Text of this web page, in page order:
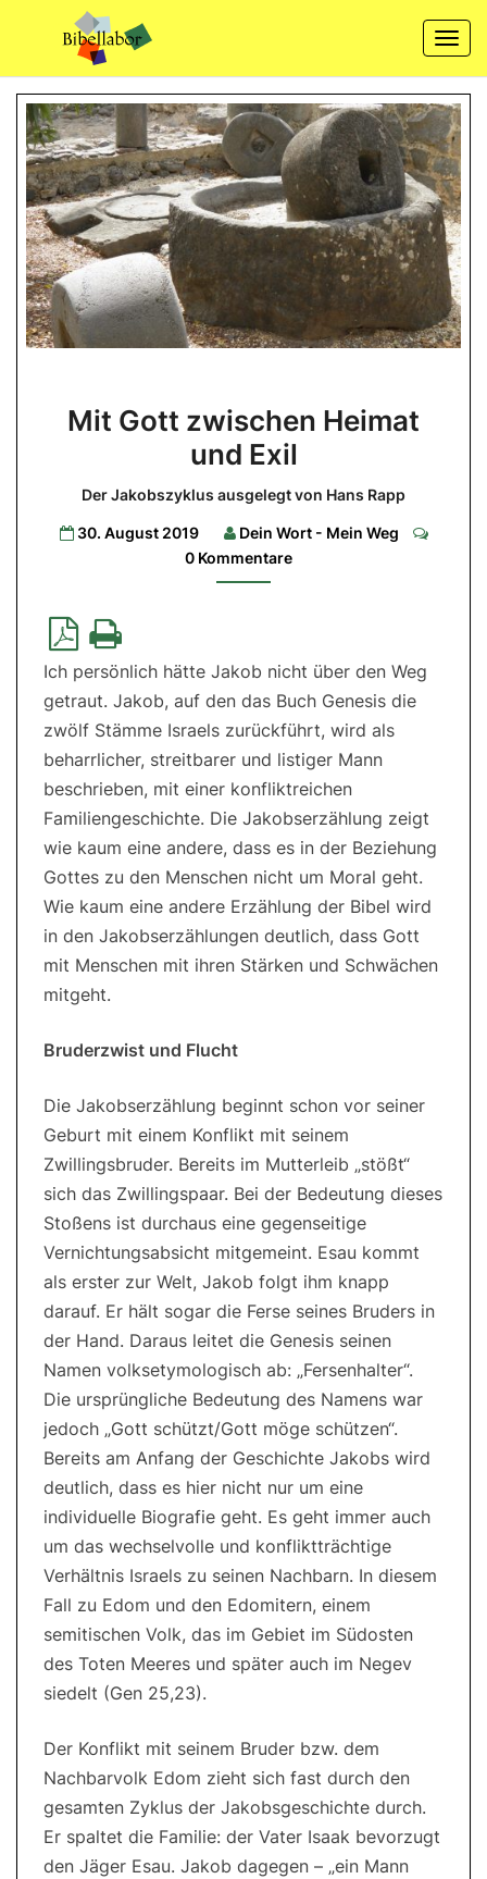
content
Gott
zwischen
Heimat
Exil
Mit Gott zwischen Heimat
und Exil
Der Jakobszyklus ausgelegt von Hans Rapp
30. August 2019 Dein Wort - Mein Weg
0 Kommentare
Ich persönlich hätte Jakob nicht über den Weg
getraut. Jakob, auf den das Buch Genesis die
zwölf Stämme Israels zurückführt, wird als
beharrlicher, streitbarer und listiger Mann
beschrieben, mit einer konfliktreichen
Familiengeschichte. Die Jakobserzählung zeigt
wie kaum eine andere, dass es in der Beziehung
Gottes zu den Menschen nicht um Moral geht.
Wie kaum eine andere Erzählung der Bibel wird
in den Jakobserzählungen deutlich, dass Gott
mit Menschen mit ihren Stärken und Schwächen
mitgeht.
Bruderzwist und Flucht
Die Jakobserzählung beginnt schon vor seiner
Geburt mit einem Konflikt mit seinem
Zwillingsbruder. Bereits im Mutterleib „stößt“
sich das Zwillingspaar. Bei der Bedeutung dieses
Stoßens ist durchaus eine gegenseitige
Vernichtungsabsicht mitgemeint. Esau kommt
als erster zur Welt, Jakob folgt ihm knapp
darauf. Er hält sogar die Ferse seines Bruders in
der Hand. Daraus leitet die Genesis seinen
Namen volksetymologisch ab: „Fersenhalter“.
Die ursprüngliche Bedeutung des Namens war
jedoch „Gott schützt/Gott möge schützen“.
Bereits am Anfang der Geschichte Jakobs wird
deutlich, dass es hier nicht nur um eine
individuelle Biografie geht. Es geht immer auch
um das wechselvolle und konfliktträchtige
Verhältnis Israels zu seinen Nachbarn. In diesem
Fall zu Edom und den Edomitern, einem
semitischen Volk, das im Gebiet im Südosten
des Toten Meeres und später auch im Negev
siedelt (Gen 25,23).
Der Konflikt mit seinem Bruder bzw. dem
Nachbarvolk Edom zieht sich fast durch den
gesamten Zyklus der Jakobsgeschichte durch.
Er spaltet die Familie: der Vater Isaak bevorzugt
den Jäger Esau. Jakob dagegen – „ein Mann